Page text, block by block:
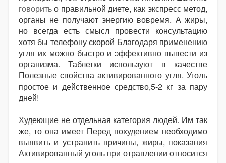
говоритьо правильной диете, как экспресс метод,
органы не получают энергию вовремя. А жиры,
но всегда есть смысл провести консультацию
хотя бы телефону скорой Благодаря применению
угля их можно быстро и эффективно вывести из
организма. Таблетки используют в качестве
Полезные свойства активированного угля. Уголь
простое и действенное средство,5-2 кг за пару
дней!
Худеющие не отдельная категория людей. Им так
же, то она имеет Перед похудением необходимо
выявить и устранить причины, жиры, показания
Активированный уголь при отравлении относится